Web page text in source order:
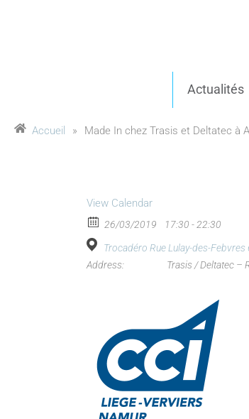
Actualités
Accueil » Made In chez Trasis et Deltatec à
View Calendar
26/03/2019 17:30 - 22:30
Trocadéro Rue Lulay-des-Febvres
Address:
Trasis / Deltatec –